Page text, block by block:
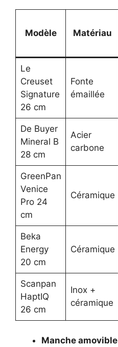
Modèle Matériau
Le
Creuset
Signature
26 cm
Fonte
émaillée
De Buyer
Mineral B
28 cm
Acier
carbone
GreenPan
Venice
Pro 24
cm
Céramique
Beka
Energy
20 cm
Céramique
Scanpan
HaptIQ
26 cm
Inox +
céramique
Manche amovible